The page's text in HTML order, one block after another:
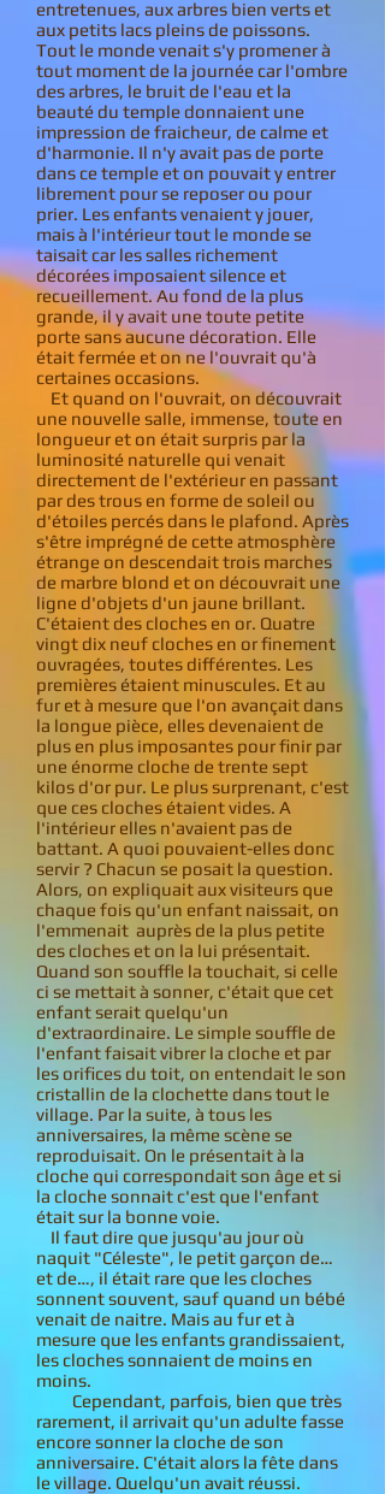
entretenues, aux arbres bien verts et
aux petits lacs pleins de poissons.
Tout le monde venait s'y promener à
tout moment de la journée car l'ombre
des arbres, le bruit de l'eau et la
beauté du temple donnaient une
impression de fraicheur, de calme et
d'harmonie. Il n'y avait pas de porte
dans ce temple et on pouvait y entrer
librement pour se reposer ou pour
prier. Les enfants venaient y jouer,
mais à l'intérieur tout le monde se
taisait car les salles richement
décorées imposaient silence et
recueillement. Au fond de la plus
grande, il y avait une toute petite
porte sans aucune décoration. Elle
était fermée et on ne l'ouvrait qu'à
certaines occasions.
Et quand on l'ouvrait, on découvrait
une nouvelle salle, immense, toute en
longueur et on était surpris par la
luminosité naturelle qui venait
directement de l'extérieur en passant
par des trous en forme de soleil ou
d'étoiles percés dans le plafond. Après
s'être imprégné de cette atmosphère
étrange on descendait trois marches
de marbre blond et on découvrait une
ligne d'objets d'un jaune brillant.
C'étaient des cloches en or. Quatre
vingt dix neuf cloches en or finement
ouvragées, toutes différentes. Les
premières étaient minuscules. Et au
fur et à mesure que l'on avançait dans
la longue pièce, elles devenaient de
plus en plus imposantes pour finir par
une énorme cloche de trente sept
kilos d'or pur. Le plus surprenant, c'est
que ces cloches étaient vides. A
l'intérieur elles n'avaient pas de
battant. A quoi pouvaient-elles donc
servir ? Chacun se posait la question.
Alors, on expliquait aux visiteurs que
chaque fois qu'un enfant naissait, on
l'emmenait auprès de la plus petite
des cloches et on la lui présentait.
Quand son souffle la touchait, si celle
ci se mettait à sonner, c'était que cet
enfant serait quelqu'un
d'extraordinaire. Le simple souffle de
l'enfant faisait vibrer la cloche et par
les orifices du toit, on entendait le son
cristallin de la clochette dans tout le
village. Par la suite, à tous les
anniversaires, la même scène se
reproduisait. On le présentait à la
cloche qui correspondait son âge et si
la cloche sonnait c'est que l'enfant
était sur la bonne voie.
Il faut dire que jusqu'au jour où
naquit "Céleste", le petit garçon de…
et de…, il était rare que les cloches
sonnent souvent, sauf quand un bébé
venait de naitre. Mais au fur et à
mesure que les enfants grandissaient,
les cloches sonnaient de moins en
moins.
Cependant, parfois, bien que très
rarement, il arrivait qu'un adulte fasse
encore sonner la cloche de son
anniversaire. C'était alors la fête dans
le village. Quelqu'un avait réussi.